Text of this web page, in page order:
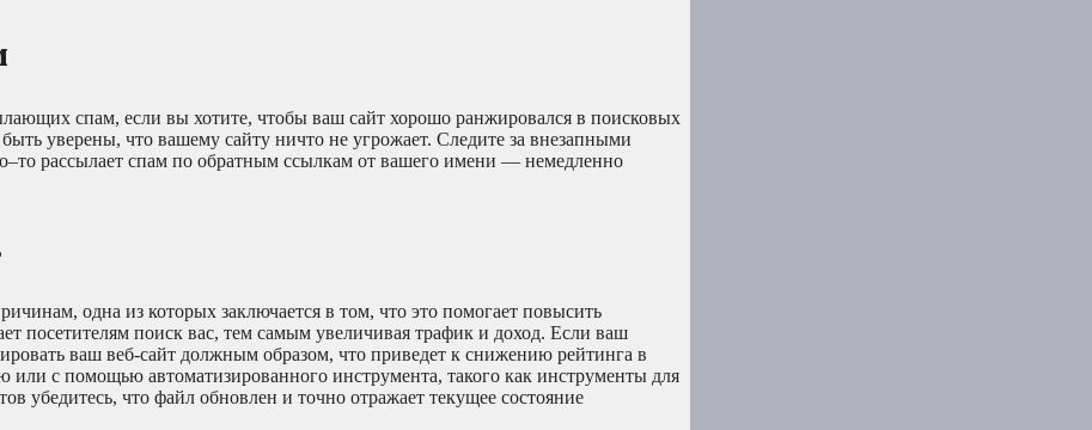
спам, если вы хотите, чтобы ваш сайт хорошо ранжировался в поисковых
уверены, что вашему сайту ничто не угрожает. Следите за внезапными
рассылает спам по обратным ссылкам от вашего имени — немедленно
одна из которых заключается в том, что это помогает повысить
посетителям поиск вас, тем самым увеличивая трафик и доход. Если ваш
ваш веб-сайт должным образом, что приведет к снижению рейтинга в
с помощью автоматизированного инструмента, такого как инструменты для
убедитесь, что файл обновлен и точно отражает текущее состояние